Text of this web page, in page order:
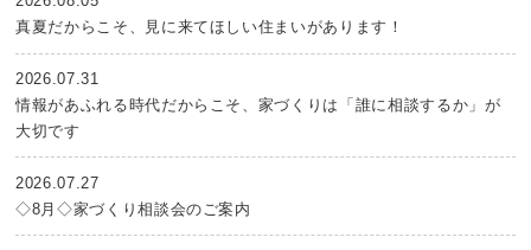
真夏だからこそ、見に来てほしい住まいがあります！
2026.07.31
情報があふれる時代だからこそ、家づくりは「誰に相談するか」が
大切です
2026.07.27
◇8月◇家づくり相談会のご案内